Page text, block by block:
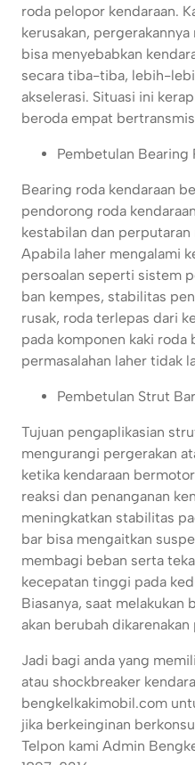
roda pelopor kendaraan.
kerusakan,
bisa menyebabkan
secara tiba-tiba, lebih-
akselerasi. Situasi ini
beroda empat
Pembetulan Bearing
Bearing roda kendaraan
pendorong roda
kestabilan dan
Apabila laher mengalami
persoalan seperti sistem
ban kempes, stabilitas
rusak, roda terlepas dari
pada komponen kaki roda
permasalahan laher tidak
Pembetulan Strut Bar
Tujuan pengaplikasian
mengurangi pergerakan
ketika kendaraan
reaksi dan penanganan
meningkatkan stabilitas
bar bisa mengaitkan
membagi beban serta
kecepatan tinggi pada
Biasanya, saat
akan berubah dikarenakan
Jadi bagi anda yang
atau shockbreaker
bengkelkakimobil.com
jika berkeinginan
Telpon kami Admin